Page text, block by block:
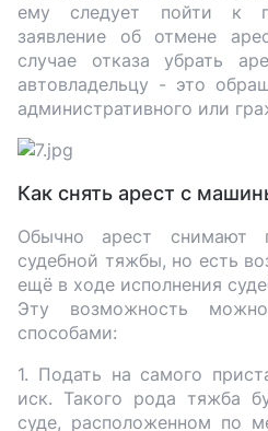
ему следует пойти к
заявление об отмене
случае отказа убрать
автовладельцу - это
административного или
Как снять арест с
Обычно арест снимают
судебной тяжбы, но есть
ещё в ходе исполнения
Эту возможность
способами:
1. Подать на самого
иск. Такого рода тяжба
суде, расположенном по